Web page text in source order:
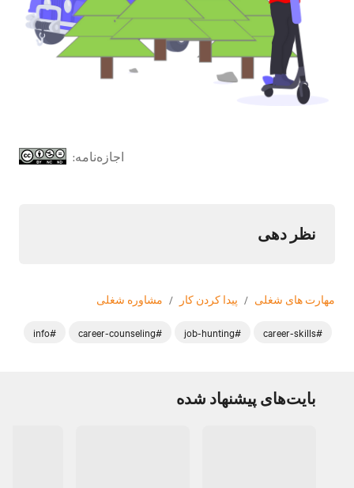
اجازه‌نامه:
نظر دهی
مهارت های شغلی / پیدا کردن کار / مشاوره شغلی
#career-skills
#job-hunting
#career-counseling
#info
بایت‌های پیشنهاد شده